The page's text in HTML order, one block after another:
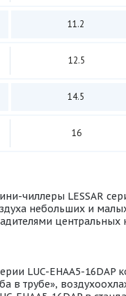
11.2
12.5
14.5
16
чиллеры LESSAR
небольших и
LUC-EHAA5-
в трубе»,